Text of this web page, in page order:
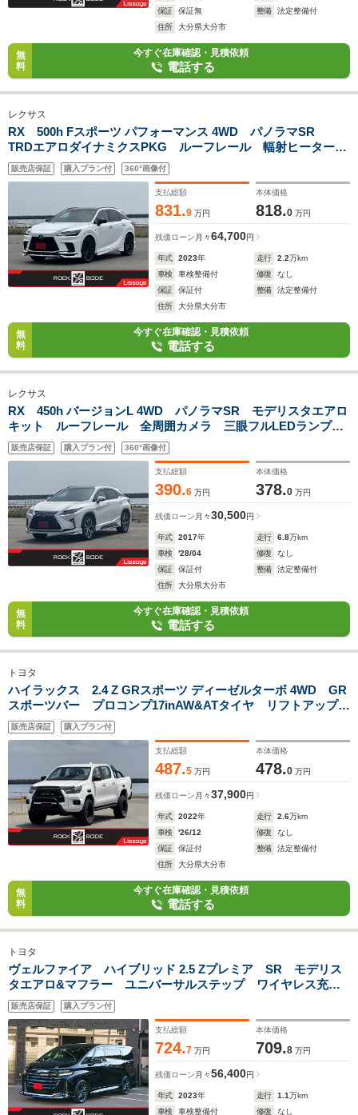
保証
保証無 整備
法定整備付
住所
大分県大分市
無
料
今すぐ在庫確認・見積依頼
電話する
レクサス
RX 500h Fスポーツ パフォーマンス 4WD パノラマSR
TRDエアロダイナミクスPKG ルーフレール 輻射ヒーター
デジタルミラー 全周囲カメラ ワイヤレス充電 レクサスチ
ームメイト HUD パワーバックドア 赤革 ベンチレーショ
販売店保証 購入プラン付 360°画像付
支払総額
831.9 万円
本体価格
818.0 万円
残価ローン 月々64,700円
年式 2023年 走行 2.2万km
車検
車検整備付 修復
なし
保証
保証付 整備
法定整備付
住所
大分県大分市
無
料
今すぐ在庫確認・見積依頼
電話する
レクサス
RX 450h バージョンL 4WD パノラマSR モデリスタエアロ
キット ルーフレール 全周囲カメラ 三眼フルLEDランプ
パワーバックドア 黒革ベンチレーションシート HUD
BSM 後席シートヒーター ステアヒーター
販売店保証 購入プラン付 360°画像付
支払総額
390.6 万円
本体価格
378.0 万円
残価ローン 月々30,500円
年式 2017年 走行 6.8万km
車検
'28/04 修復
なし
保証
保証付 整備
法定整備付
住所
大分県大分市
無
料
今すぐ在庫確認・見積依頼
電話する
トヨタ
ハイラックス 2.4 Z GRスポーツ ディーゼルターボ 4WD GR
スポーツバー プロコンプ17inAW&ATタイヤ リフトアップ
グリルガード バグガード 全周囲カメラ 8インチDオーディ
オ ドラレコ ETC 専用オーバーフェンダー&グリル ハー
販売店保証 購入プラン付
支払総額
487.5 万円
本体価格
478.0 万円
残価ローン 月々37,900円
年式 2022年 走行 2.6万km
車検
'26/12 修復
なし
保証
保証付 整備
法定整備付
住所
大分県大分市
無
料
今すぐ在庫確認・見積依頼
電話する
トヨタ
ヴェルファイア ハイブリッド 2.5 Zプレミア SR モデリス
タエアロ&マフラー ユニバーサルステップ ワイヤレス充
電 全周囲カメラ 14型ナビTV 両側電動スライドドア パワ
ーバックドア 黒革 ベンチレーションシート HUD BSM
トヨタチームメイト 19AW
販売店保証 購入プラン付
支払総額
724.7 万円
本体価格
709.8 万円
残価ローン 月々56,400円
年式 2023年 走行 1.1万km
車検
車検整備付 修復 なし